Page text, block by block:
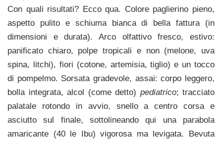
Con quali risultati? Ecco qua. Colore paglierino pieno,
aspetto pulito e schiuma bianca di bella fattura (in
dimensioni e durata). Arco olfattivo fresco, estivo:
panificato chiaro, polpe tropicali e non (melone, uva
spina, litchi), fiori (cotone, artemisia, tiglio) e un tocco
di pompelmo. Sorsata gradevole, assai: corpo leggero,
bolla integrata, alcol (come detto) pediatrico; tracciato
palatale rotondo in avvio, snello a centro corsa e
asciutto sul finale, sottolineando qui una parabola
amaricante (40 le Ibu) vigorosa ma levigata. Bevuta